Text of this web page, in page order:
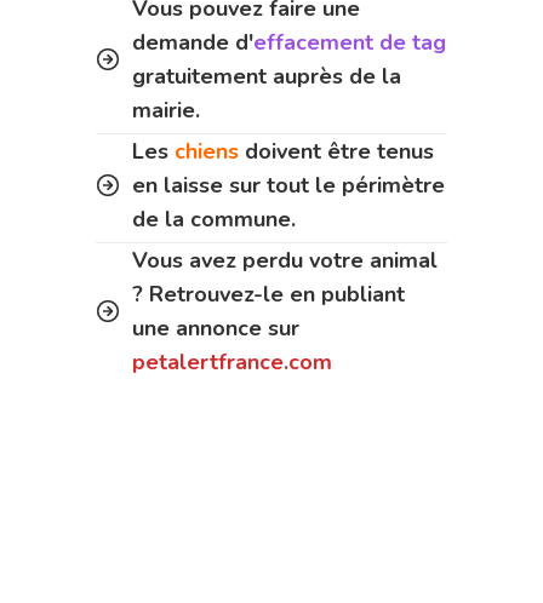
Vous pouvez faire une
demande d'effacement de tag
gratuitement auprès de la
mairie.
Les chiens doivent être tenus
en laisse sur tout le périmètre
de la commune.
Vous avez perdu votre animal
? Retrouvez-le en publiant
une annonce sur
petalertfrance.com